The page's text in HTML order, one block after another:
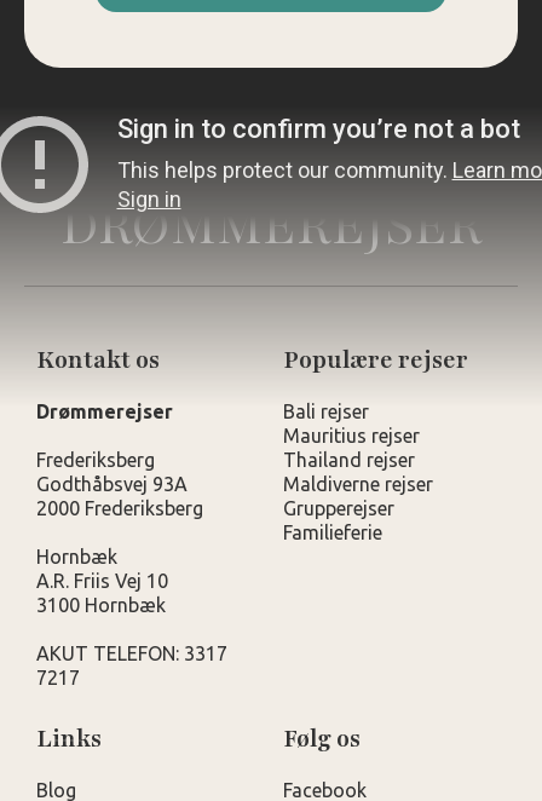
DRØMMEREJSER
Kontakt os
Drømmerejser
Frederiksberg
Godthåbsvej 93A
2000 Frederiksberg
Hornbæk
A.R. Friis Vej 10
3100 Hornbæk
AKUT TELEFON: 3317
7217
Populære rejser
Bali rejser
Mauritius rejser
Thailand rejser
Maldiverne rejser
Grupperejser
Familieferie
Links
Blog
Følg os
Facebook